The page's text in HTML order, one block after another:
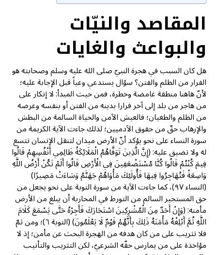
المقاصد والنيّات
والبواعث والغايات
هل كان السبب في هجرة النبيّ صلى الله عليه وسلم وصحابته هو
الفرار من الظلم والفتن؟ سؤال يستدعي وعياً قبل الإجابة عليه؛
لأنّ هاهنا منطقة غامضة وخطرة، فمن حيث المبدأ: لا إنكار على
من هاجر من بلد إلى آخر فرارا بدينه من الفتن أو بنفسه وعرضه
من الظلم والطغيان؛ فالعيش الآمن والحياة السالمة من البطش
والإرهاب حقّ من حقوق الآدميين؛ لذلك جاءت الآية الكريمة من
سورة النساء على نحو يؤكد أنّ الأرض ميدان لتنقل الإنسان تتسع
له ولا تضيق عليه: (إِنَّ الَّذِينَ تَوَفَّاهُمُ الْمَلَائِكَةُ ظَالِمِي أَنْفُسِهِمْ قَالُوا
فِيمَ كُنْتُمْ قَالُوا كُنَّا مُسْتَضْعَفِينَ فِي الْأَرْضِ قَالُوا أَلَمْ تَكُنْ أَرْضُ اللَّهِ
وَاسِعَةً فَتُهَاجِرُوا فِيهَا فَأُولَئِكَ مَأْوَاهُمْ جَهَنَّمُ وَسَاءَتْ مَصِيرًا)
(النساء ٩٧)، كما جاءت الآية من سورة التوبة على نحو يجعل من
حق المستجير السالم من التورط في المحاربة أن يبلغ من الأرض
مأمنه: (وَإِنْ أَحَدٌ مِنَ الْمُشْرِكِينَ اسْتَجَارَكَ فَأَجِرْهُ حَتَّى يَسْمَعَ كَلَامَ
اللَّهِ ثُمَّ أَبْلِغْهُ مَأْمَنَهُ ذَلِكَ بِأَنَّهُمْ قَوْمٌ لَا يَعْلَمُونَ) (التوبة ٦)؛ ومن ثمّ
فلا تثريب على من كان هدفه من الهجرة البحث عن مأمن؛ إذ لا
مؤاخذة على من يمارس حقّه الشرعيّ، لكن التثريب والتأنيب